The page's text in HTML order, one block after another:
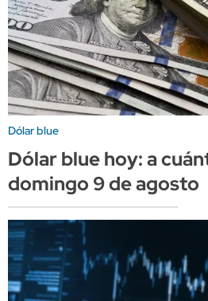
Dólar blue
Dólar blue hoy: a
domingo 9 de agosto